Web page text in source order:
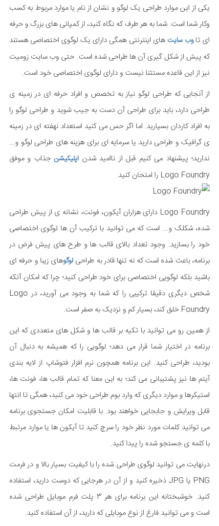
یکی از این موارد طراحی یک لوگو و نشان از نام یا موارد مربوط به کسب
وکار شما است. شما به هر طرف که نگاه کنید، از کمپانی های بزرگ و حرفه
ای تاوب سایتهای اینترنتی همگی دارای یک لوگوی اختصاصی هستند
که پیش از شکل گیری آن ها طراحی شده است. حتی وب سایت زومیت
نیز از این قاعده مستثنا نیست و دارای لوگوی اختصاصی خود است.
از آنجایی که طراحی لوگو نیاز به تخصص و افراد حرفه ای در زمینه ی
طراحی دارد، باید برای طراحی آن دست به جیب شوید و طراحی لوگو را
به افراد کاردان بسپارید. اما اگر حس می کنید استعداد نهفته ای در زمینه
ی گرافیک و طراحی دارید یا سرمایه ای برای هزینه های طراحی لوگو و...
ندارید؛ پیشنهاد می کنیم قبل از ناامید شدن اپلیکیشنجذاب و موفق
Logo Foundry را امتحان کنید.
Logo Foundry دارای هزاران آیکون، فونت، نشانه ی از پیش طراحی
شده، شکلک و... است که می توانید با ترکیب آن ها لوگوی اختصاصی
خود را بسازید. وجود تعداد بالای قالب ها و طرح های پیش فرض در
برنامه، باعث شده است که نه تنها قادر به طراحی لوگوهای زیبا و حرفه ای
باشید بلکه لوگویی اختصاصی برای خود طراحی کنید؛ چرا که امکان آنکه
شخص دیگری دقیقا ترکیبی را که شما به وجود می آورید، در Logo
Foundry خلق کند، بسیار کم و نزدیک به صفر است.
از همین رو می توانید با تکیه بر قالب ها و شکل های متعددی که این
برنامه در اختیار شما قرار می دهد؛ لوگویی را که همیشه به دنبال آن
بودید، طراحی کنید. این برنامه همچون نرم افزار فتوشاپ از لایه بندی
آیتم ها نیز پشتیبانی می کند؛ به این معنا که تمام قالب ها، فونت ها،
استیکرها و موارد دیگری که وارد بوم طراحی خود می کنید، همگی تا انتها
قابل ویرایش و جابجایی خواهند بود. با قابلیت امکان جستجوی برنامه
می توانید کلمات مورد نظر خود را سرچ کنید تا آیکون ها یا موارد مرتبط
با کلمه ی جستجو شده را پیدا کنید.
درنهایت می توانید لوگوی طراحی شده را با کیفیت بسیار بالا و در فرمت
PNG یا JPG ذخیره کنید و از آن در هرجایی که دوست دارید، استفاده
کنید. خوشبختانه این برنامه برای هر 3 پلت فرم موبایل طراحی شده
است و می توانید فارغ از نوع موبایلی که دارید، از آن استفاده کنید.